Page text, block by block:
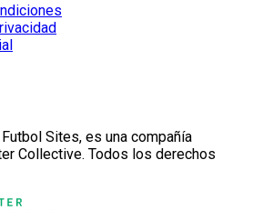
Sites, es una compañía
Collective. Todos los derechos